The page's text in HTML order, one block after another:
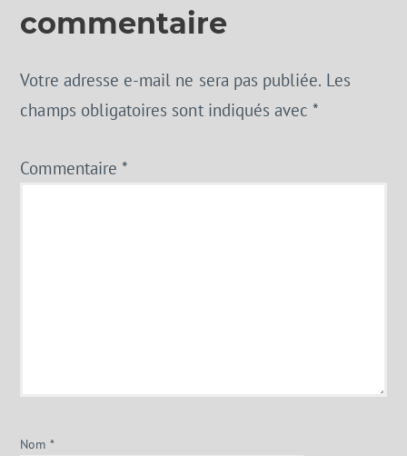
commentaire
Votre adresse e-mail ne sera pas publiée. Les
champs obligatoires sont indiqués avec*
Commentaire *
Nom *